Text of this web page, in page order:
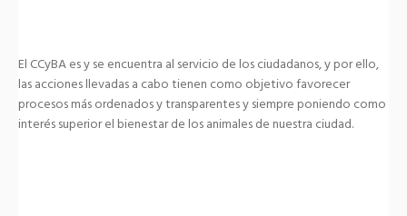
El CCyBA es y se encuentra al servicio de los ciudadanos, y por ello,
las acciones llevadas a cabo tienen como objetivo favorecer
procesos más ordenados y transparentes y siempre poniendo como
interés superior el bienestar de los animales de nuestra ciudad.